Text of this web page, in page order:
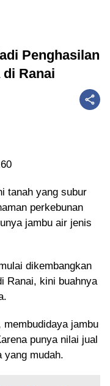
Penghasilan
di Ranai
tanah yang subur
perkebunan
jambu air jenis
dikembangkan
Ranai, kini buahnya
membudidaya jambu
punya nilai jual
yang mudah.